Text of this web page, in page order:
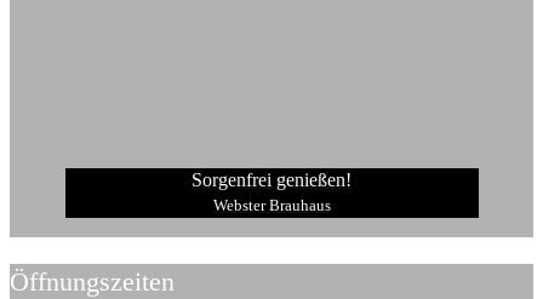
Sorgenfrei genießen!
Webster Brauhaus
Öffnungszeiten